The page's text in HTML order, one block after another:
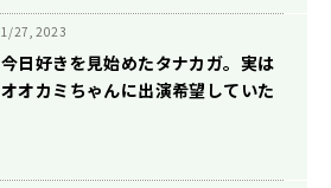
1/27, 2023
今日好きを見始めたタナカガ。実は
オオカミちゃんに出演希望していた